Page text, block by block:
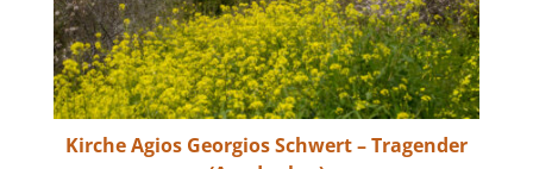
Kirche Agios Georgios Schwert – Tragender